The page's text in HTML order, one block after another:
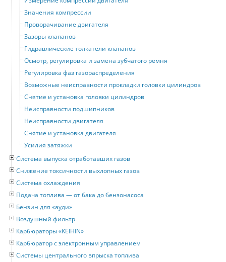
Значения компрессии
Проворачивание двигателя
Зазоры клапанов
Гидравлические толкатели клапанов
Осмотр, регулировка и замена зубчатого ремня
Регулировка фаз газораспределения
Возможные неисправности прокладки головки цилиндров
Снятие и установка головки цилиндров
Неисправности подшипников
Неисправности двигателя
Снятие и установка двигателя
Усилия затяжки
Система выпуска отработавших газов
Снижение токсичности выхлопных газов
Система охлаждения
Подача топлива — от бака до бензонасоса
Бензин для «ауди»
Воздушный фильтр
Карбюраторы «KEIHIN»
Карбюратор с электронным управлением
Системы центрального впрыска топлива